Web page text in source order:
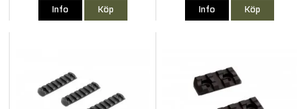
Info Köp Info Köp